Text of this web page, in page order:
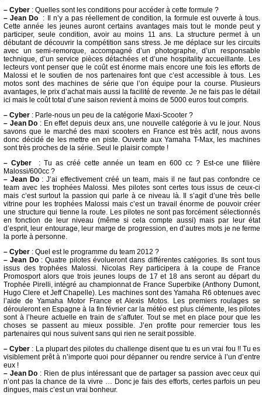
– Cyber : Quelles sont les conditions pour accéder à cette formule ?
– Jean Do
: Il n’y a pas réellement de condition, la formule est ouverte à tous.
Cette année les jeunes auront certains avantages mais tout le monde peut y
participer, seule condition, avoir au moins 11 ans. La structure permet à un
débutant de découvrir la compétition sans stress. Je me déplace sur les circuits
avec un semi-remorque, accompagné d’un photographe, d’un responsable
technique, d’un service pièces détachées et d’une hospitality accueillante. Les
lecteurs vont penser que le coût est énorme mais encore une fois les efforts de
Malossi et le soutien de nos partenaires font que c’est accessible à tous. Les
motos sont des machines de série que l’on équipe pour la course. Plusieurs
avantages, le prix d’achat mais aussi la facilité de revente. Je ne fais pas le détail
ici mais le coût total d’une saison revient à moins de 5000 euros tout compris.
– Cyber : Parle-nous un peu de la catégorie Maxi-Scooter ?
– Jean Do : En effet depuis deux ans, une nouvelle catégorie à vu le jour. Nous
savons que le marché des maxi scooters en France est très actif, nous avons
donc décidé de les mettre en piste. Ouverte aux Yamaha T-Max, les machines
sont très proches de la série. Seul le plaisir compte !
– Cyber
: Tu as créé cette année un team en 600 cc ? Est-ce une filière
Malossi/600cc ?
– Jean Do: J’ai effectivement créé un team, mais il ne faut pas confondre ce
team avec les trophées Malossi. Mes pilotes sont certes tous issus de ceux-ci
mais c’est surtout la passion qui parle à ce niveau là. Il s’agit d’une très belle
vitrine pour les trophées Malossi mais c’est un travail énorme de pouvoir créer
une structure qui tienne la route. Les pilotes ne sont pas forcément sélectionnés
en fonction de leur niveau (même si cela compte aussi) mais par leur état
d’esprit, leur entourage, leur marge de progression, en d’autres mots je ne ferme
la porte à personne.
– Cyber : Quel est le programme du team 2012 ?
– Jean Do: Quatre pilotes évolueront dans différentes catégories. Ils sont tous
issus des trophées Malossi. Nicolas Rey participera à la coupe de France
Promosport alors que trois jeunes loups de 17 et 18 ans seront au départ du
Trophée Pirelli, intégré au championnat de France Superbike (Anthony Dumont,
Hugo Clere et Jeff Chapelle). Les machines sont des Yamaha R6 obtenues avec
l’aide de Yamaha Motor France et Alexis Motos. Les premiers roulages se
dérouleront en Espagne à la fin février car la météo est plus clémente, les pilotes
sont à l’heure actuelle en train de s’affuter. Tout se met en place pour que les
choses se passent au mieux possible. J’en profite pour remercier tous les
partenaires qui nous suivent sans qui rien ne serait possible.
– Cyber : La plupart des pilotes du challenge disent que tu es un vrai fou !! Tu es
visiblement prêt à n’importe quoi pour dépanner ou rendre service à l’un d’entre
eux !
– Jean Do : Rien de plus intéressant que de partager sa passion avec ceux qui
n’ont pas la chance de la vivre … Donc je fais des efforts, certes parfois un peu
dingues, mais c’est un vrai bonheur.